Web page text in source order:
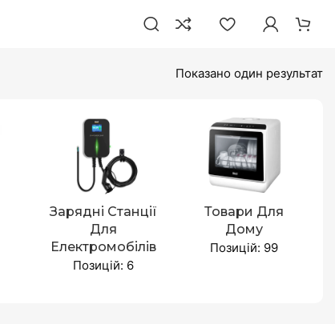
Показано один результат
Зарядні Станції
Для
Електромобілів
Позицій: 6
Товари Для
Дому
Позицій: 99